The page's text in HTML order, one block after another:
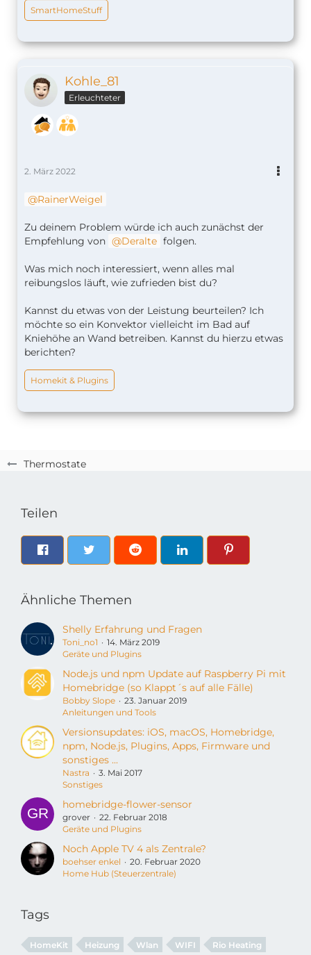
Thermostate
SmartHomeStuff
Kohle_81
Erleuchteter
2. März 2022
RainerWeigel
Zu deinem Problem würde ich auch zunächst der
Empfehlung von
Deralte folgen.
Was mich noch interessiert, wenn alles mal
reibungslos läuft, wie zufrieden bist du?
Kannst du etwas von der Leistung beurteilen? Ich
möchte so ein Konvektor vielleicht im Bad auf
Kniehöhe an Wand betreiben. Kannst du hierzu etwas
berichten?
Homekit & Plugins
Teilen
Ähnliche Themen
Shelly Erfahrung und Fragen
Toni_no1
14. März 2019
Geräte und Plugins
Node.js und npm Update auf Raspberry Pi mit
Homebridge (so Klappt´s auf alle Fälle)
Bobby Slope
23. Januar 2019
Anleitungen und Tools
Versionsupdates: iOS, macOS, Homebridge,
npm, Node.js, Plugins, Apps, Firmware und
sonstiges ...
Nastra
3. Mai 2017
Sonstiges
homebridge-flower-sensor
grover
22. Februar 2018
Geräte und Plugins
Noch Apple TV 4 als Zentrale?
boehser enkel
20. Februar 2020
Home Hub (Steuerzentrale)
Tags
HomeKit Heizung Wlan WIFI Rio Heating